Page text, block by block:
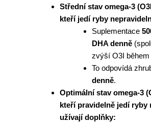
Střední stav omega-3
kteří jedí ryby
Suplementace
DHA denně
zvýší O3I během
To odpovídá
denně.
Optimální stav omega-3
kteří pravidelně jedí ryby
užívají doplňky: